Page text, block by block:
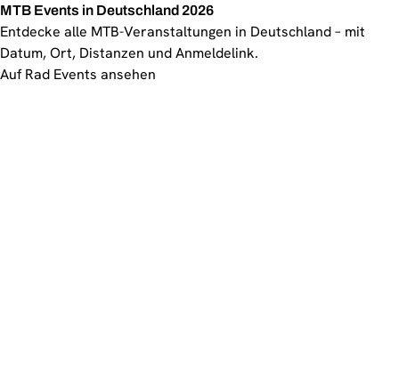
MTB Events in Deutschland 2026
Entdecke alle MTB-Veranstaltungen in Deutschland – mit
Datum, Ort, Distanzen und Anmeldelink.
Auf Rad Events ansehen